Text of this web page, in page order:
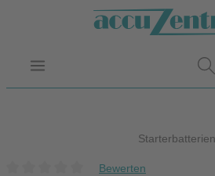
Zum Hauptinhalt springen
Starterbatterien
Bewerten